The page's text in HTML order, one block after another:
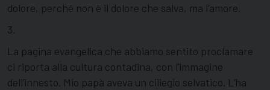
dolore, perché non è il dolore che salva, ma l’amore.
3.
La pagina evangelica che abbiamo sentito proclamare
ci riporta alla cultura contadina, con l’immagine
dell’innesto. Mio papà aveva un ciliegio selvatico. L’ha